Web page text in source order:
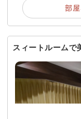
部
スィートルームで